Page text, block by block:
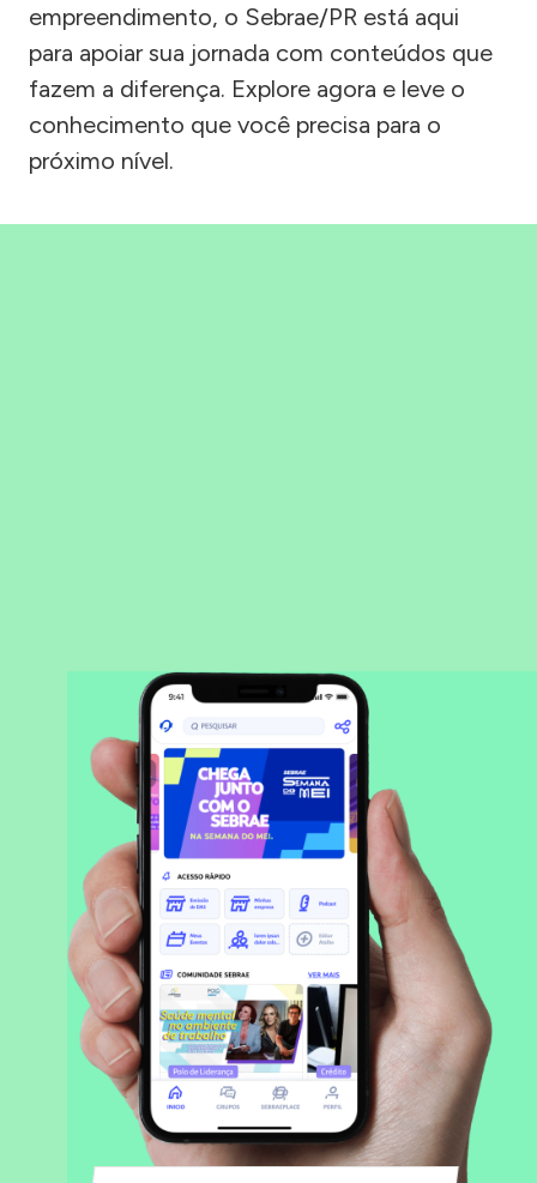
empreendimento, o Sebrae/PR está aqui
para apoiar sua jornada com conteúdos que
fazem a diferença. Explore agora e leve o
conhecimento que você precisa para o
próximo nível.